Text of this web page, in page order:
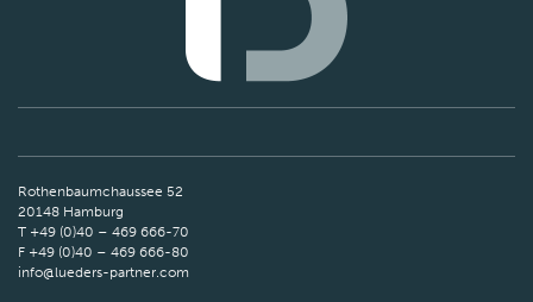
Rothenbaumchaussee 52
20148 Hamburg
T +49 (0)40 – 469 666-70
F +49 (0)40 – 469 666-80
info@lueders-partner.com